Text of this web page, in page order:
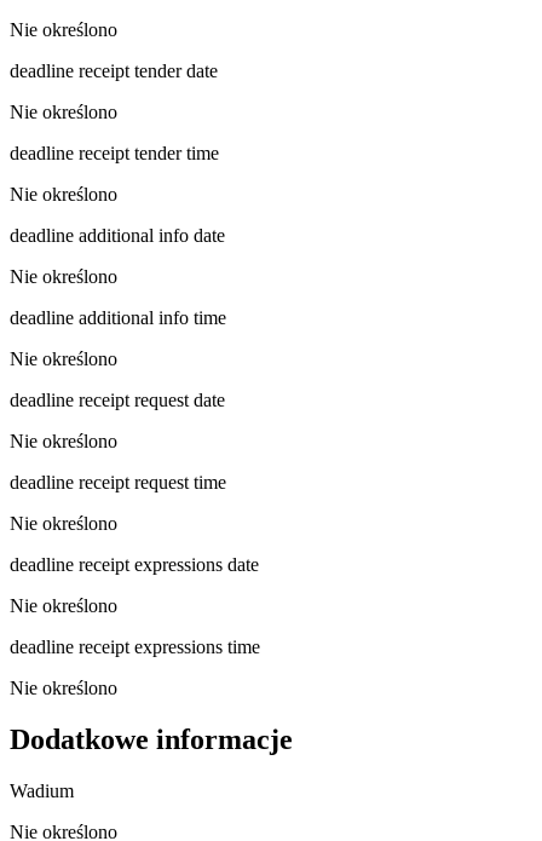
Nie określono
deadline receipt tender date
Nie określono
deadline receipt tender time
Nie określono
deadline additional info date
Nie określono
deadline additional info time
Nie określono
deadline receipt request date
Nie określono
deadline receipt request time
Nie określono
deadline receipt expressions date
Nie określono
deadline receipt expressions time
Nie określono
Dodatkowe informacje
Wadium
Nie określono